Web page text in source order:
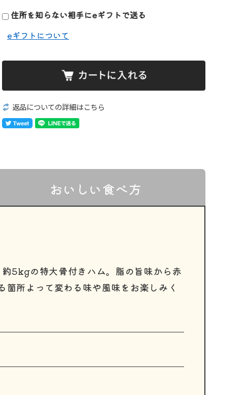
住所を知らない相手にeギフトで送る
eギフトについて
返品についての詳細はこちら
おいしい食べ方
5kgの特大骨付きハム。脂の旨味から赤
所よって変わる味や風味をお楽しみく